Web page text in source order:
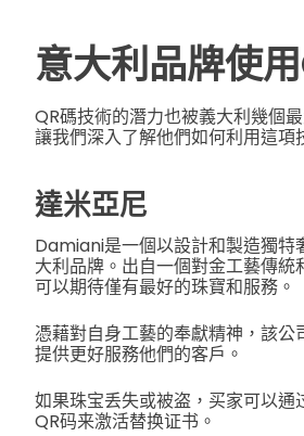
意大利品牌使
QR碼技術的潛力也被義大利幾個
讓我們深入了解他們如何利用這項
達米亞尼
Damiani是一個以設計和製造獨特
大利品牌。出自一個對金工藝傳統
可以期待僅有最好的珠寶和服務。
憑藉對自身工藝的奉獻精神，該公
提供更好服務他們的客戶。
如果珠宝丢失或被盗，买家可以通
QR码来激活替换证书。